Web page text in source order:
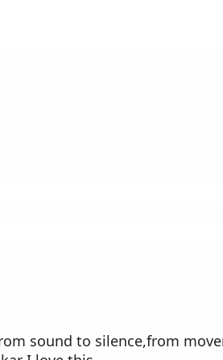
sound to silence,from